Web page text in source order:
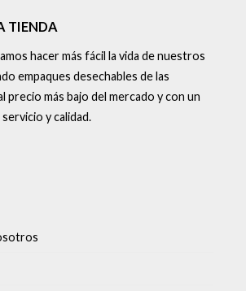
TIENDA
hacer más fácil la vida de nuestros
empaques desechables de las
precio más bajo del mercado y con un
y calidad.